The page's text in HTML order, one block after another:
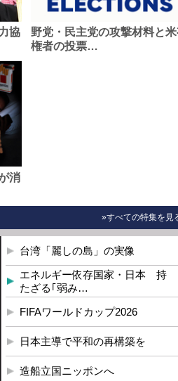
協
野党・民主党の攻撃材料と
権者の投票…
消
»すべての特集を見
台湾「麗しの島」の実像
エネルギー依存国家・日本 持
たざる｢弱み…
FIFAワールドカップ2026
日本主導で平和の再構築を
造船立国ニッポンへ